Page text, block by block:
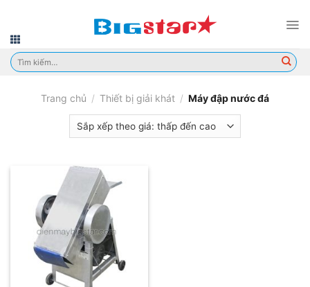
content
Tìm
kiếm:
Trang chủ / Thiết bị giải khát / Máy đập nước đá